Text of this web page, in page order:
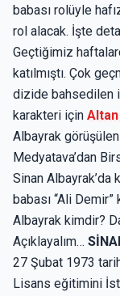
babası rolüyle
rol alacak. İşte
Geçtiğimiz
katılmıştı. Çok
dizide bahsedilen
karakteri için
Albayrak görüşülen
Medyatava’dan
Sinan Albayrak’da
babası “Ali
Albayrak kimdir?
Açıklayalım…
27 Şubat 1973
Lisans eğitimini